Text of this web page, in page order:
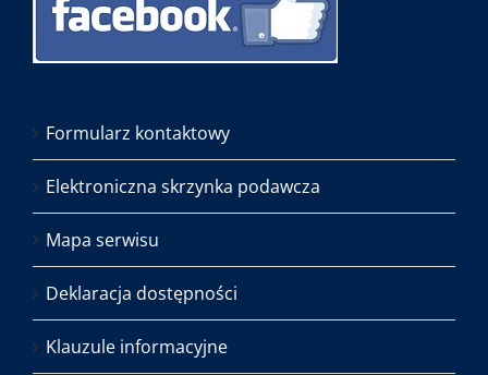
Formularz kontaktowy
Elektroniczna skrzynka podawcza
Mapa serwisu
Deklaracja dostępności
Klauzule informacyjne